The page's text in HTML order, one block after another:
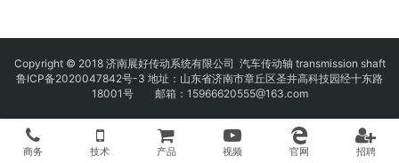
Copyright © 2018 济南展好传动系统有限公司 汽车传动轴 transmission shaft
鲁ICP备2020047842号-3 地址：山东省济南市章丘区圣井高科技园经十东路
18001号 邮箱：15966620555@163.com
商务 技术 产品 视频 官网 招聘